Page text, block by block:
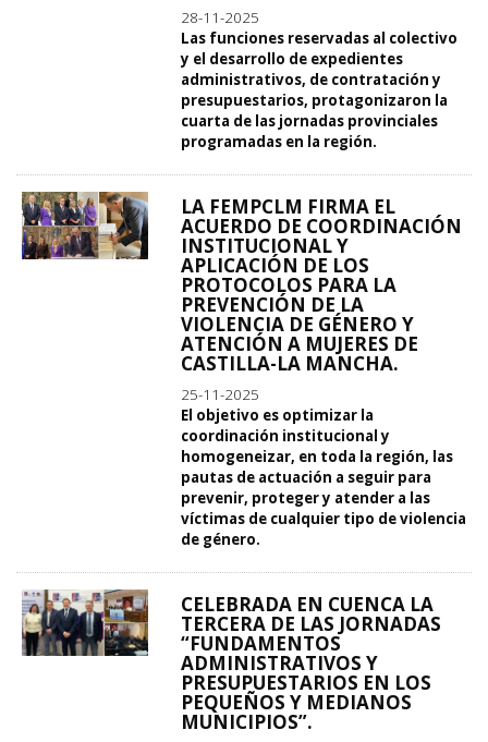
28-11-2025
Las funciones reservadas al colectivo
y el desarrollo de expedientes
administrativos, de contratación y
presupuestarios, protagonizaron la
cuarta de las jornadas provinciales
programadas en la región.
LA FEMPCLM FIRMA EL
ACUERDO DE COORDINACIÓN
INSTITUCIONAL Y
APLICACIÓN DE LOS
PROTOCOLOS PARA LA
PREVENCIÓN DE LA
VIOLENCIA DE GÉNERO Y
ATENCIÓN A MUJERES DE
CASTILLA-LA MANCHA.
25-11-2025
El objetivo es optimizar la
coordinación institucional y
homogeneizar, en toda la región, las
pautas de actuación a seguir para
prevenir, proteger y atender a las
víctimas de cualquier tipo de violencia
de género.
CELEBRADA EN CUENCA LA
TERCERA DE LAS JORNADAS
“FUNDAMENTOS
ADMINISTRATIVOS Y
PRESUPUESTARIOS EN LOS
PEQUEÑOS Y MEDIANOS
MUNICIPIOS”.